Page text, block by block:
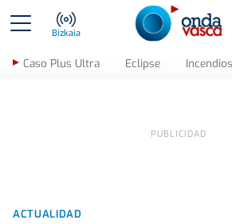
Bizkaia
Caso Plus Ultra Eclipse Incendios
ACTUALIDAD